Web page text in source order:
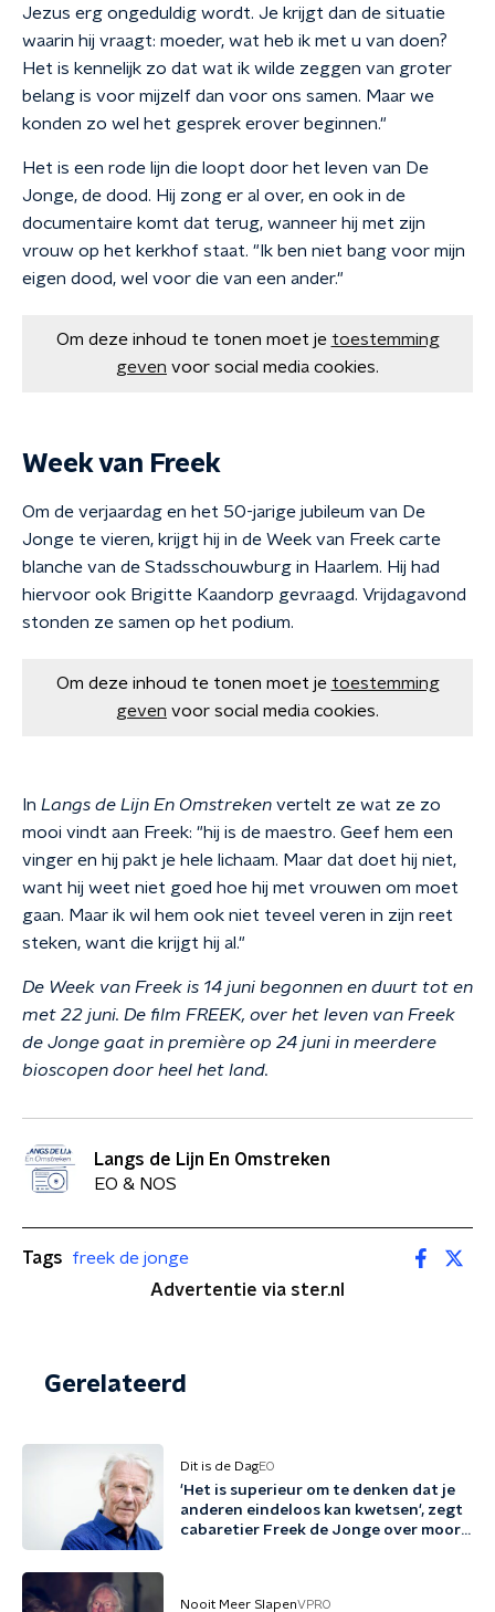
Jezus erg ongeduldig wordt. Je krijgt dan de situatie
waarin hij vraagt: moeder, wat heb ik met u van doen?
Het is kennelijk zo dat wat ik wilde zeggen van groter
belang is voor mijzelf dan voor ons samen. Maar we
konden zo wel het gesprek erover beginnen."
Het is een rode lijn die loopt door het leven van De
Jonge, de dood. Hij zong er al over, en ook in de
documentaire komt dat terug, wanneer hij met zijn
vrouw op het kerkhof staat. "Ik ben niet bang voor mijn
eigen dood, wel voor die van een ander."
Om deze inhoud te tonen moet je toestemming
geven voor social media cookies.
Week van Freek
Om de verjaardag en het 50-jarige jubileum van De
Jonge te vieren, krijgt hij in de Week van Freek carte
blanche van de Stadsschouwburg in Haarlem. Hij had
hiervoor ook Brigitte Kaandorp gevraagd. Vrijdagavond
stonden ze samen op het podium.
Om deze inhoud te tonen moet je toestemming
geven voor social media cookies.
In Langs de Lijn En Omstreken vertelt ze wat ze zo
mooi vindt aan Freek: "hij is de maestro. Geef hem een
vinger en hij pakt je hele lichaam. Maar dat doet hij niet,
want hij weet niet goed hoe hij met vrouwen om moet
gaan. Maar ik wil hem ook niet teveel veren in zijn reet
steken, want die krijgt hij al."
De Week van Freek is 14 juni begonnen en duurt tot en
met 22 juni. De film FREEK, over het leven van Freek
de Jonge gaat in première op 24 juni in meerdere
bioscopen door heel het land.
Langs de Lijn En Omstreken
EO & NOS
Tags
freek de jonge
Advertentie via ster.nl
Gerelateerd
Dit is de DagEO
'Het is superieur om te denken dat je
anderen eindeloos kan kwetsen', zegt
cabaretier Freek de Jonge over moord
Nooit Meer SlapenVPRO